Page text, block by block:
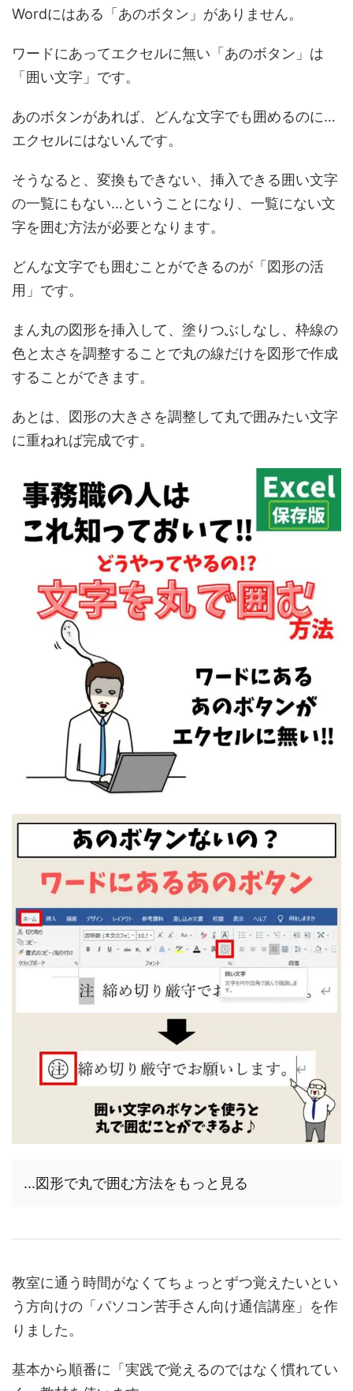
Wordにはある「あのボタン」がありません。
ワードにあってエクセルに無い「あのボタン」は
「囲い文字」です。
あのボタンがあれば、どんな文字でも囲めるのに…
エクセルにはないんです。
そうなると、変換もできない、挿入できる囲い文字
の一覧にもない…ということになり、一覧にない文
字を囲む方法が必要となります。
どんな文字でも囲むことができるのが「図形の活
用」です。
まん丸の図形を挿入して、塗りつぶしなし、枠線の
色と太さを調整することで丸の線だけを図形で作成
することができます。
あとは、図形の大きさを調整して丸で囲みたい文字
に重ねれば完成です。
...図形で丸で囲む方法をもっと見る
教室に通う時間がなくてちょっとずつ覚えたいとい
う方向けの「パソコン苦手さん向け通信講座」を作
りました。
基本から順番に「実践で覚えるのではなく慣れてい